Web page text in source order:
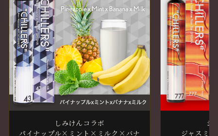
しみけんコラボ
パイナップル×ミント×ミルク×バナ
シ
ジャスミ